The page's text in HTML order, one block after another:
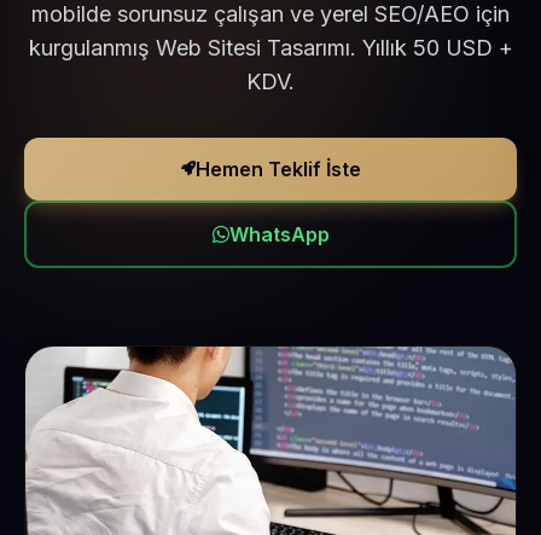
mobilde sorunsuz çalışan ve yerel SEO/AEO için
kurgulanmış Web Sitesi Tasarımı. Yıllık 50 USD +
KDV.
Hemen Teklif İste
WhatsApp